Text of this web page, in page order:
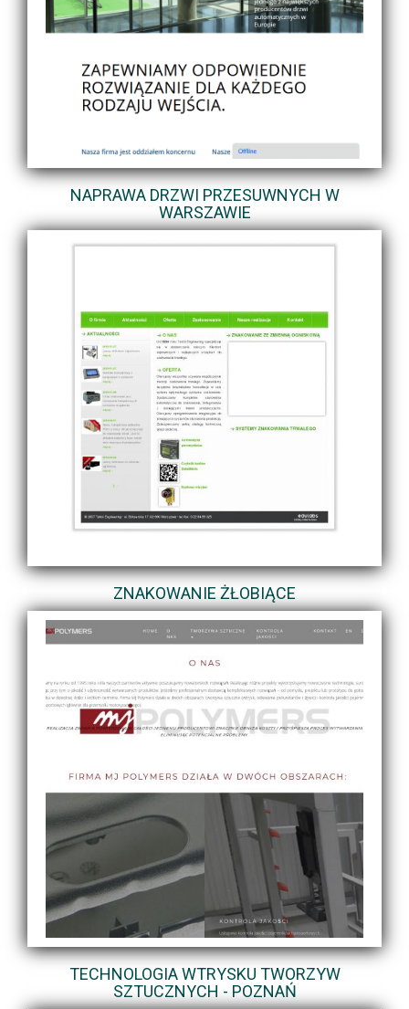
NAPRAWA DRZWI PRZESUWNYCH W
WARSZAWIE
ZNAKOWANIE ŻŁOBIĄCE
TECHNOLOGIA WTRYSKU TWORZYW
SZTUCZNYCH - POZNAŃ